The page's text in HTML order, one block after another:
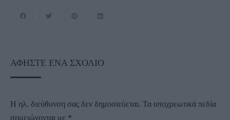
ΑΦΉΣΤΕ ΈΝΑ ΣΧΌΛΙΟ
Η ηλ. διεύθυνση σας δεν δημοσιεύεται. Τα υποχρεωτικά πεδία
σημειώνονται με *